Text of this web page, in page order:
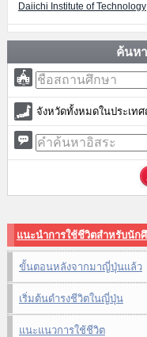
Daiichi Institute of Technology
ค้นห
จังหวัดทั้งหมดในประเท
แนะนำการใช้ชีวิตสำหรับนัก
ขั้นตอนหลังจากมาญี่ปุ่นแล้ว
เริ่มต้นดำรงชีวิตในญี่ปุ่น
แนะแนวการใช้ชีวิต